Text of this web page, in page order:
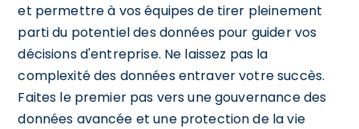
et permettre à vos équipes de tirer pleinement
parti du potentiel des données pour guider vos
décisions d'entreprise. Ne laissez pas la
complexité des données entraver votre succès.
Faites le premier pas vers une gouvernance des
données avancée et une protection de la vie